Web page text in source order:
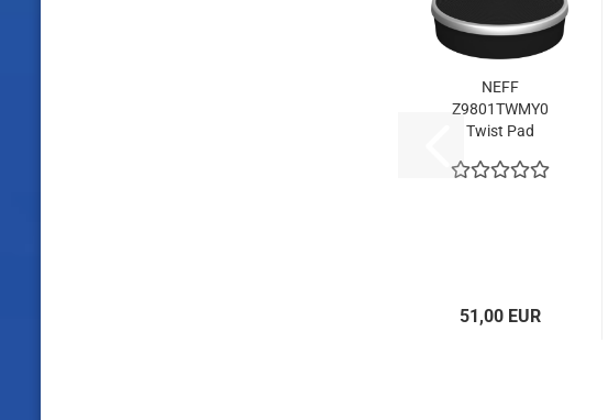
NEFF
Z9801TWMY0
Twist Pad
silver
51,00 EUR